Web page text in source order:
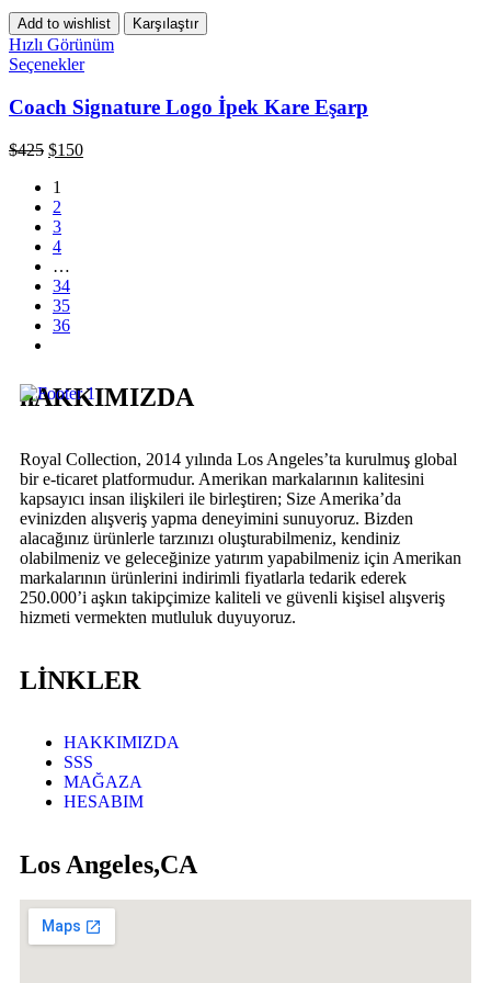
Add to wishlist Karşılaştır
Hızlı Görünüm
Seçenekler
Coach Signature Logo İpek Kare Eşarp
$425 $150
1
2
3
4
…
34
35
36
hAKKIMIZDA
Royal Collection, 2014 yılında Los Angeles’ta kurulmuş global
bir e-ticaret platformudur. Amerikan markalarının kalitesini
kapsayıcı insan ilişkileri ile birleştiren; Size Amerika’da
evinizden alışveriş yapma deneyimini sunuyoruz. Bizden
alacağınız ürünlerle tarzınızı oluşturabilmeniz, kendiniz
olabilmeniz ve geleceğinize yatırım yapabilmeniz için Amerikan
markalarının ürünlerini indirimli fiyatlarla tedarik ederek
250.000’i aşkın takipçimize kaliteli ve güvenli kişisel alışveriş
hizmeti vermekten mutluluk duyuyoruz.
LİNKLER
HAKKIMIZDA
SSS
MAĞAZA
HESABIM
Los Angeles,CA